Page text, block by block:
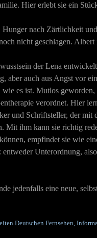
Hier erlebt sie ein
nach Zärtlichkeit
nicht geschlagen.
der Lena
auch aus Angst vor
es ist. Mutlos
verordnet. Hier
und Schriftsteller, der
ihm kann sie richtig
empfindet sie wie
Unterordnung,
jedenfalls eine neue,
Deutschen Fernsehen,